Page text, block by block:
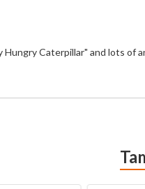
Caterpillar" and lots of